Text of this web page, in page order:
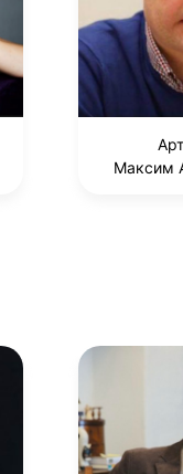
Максим